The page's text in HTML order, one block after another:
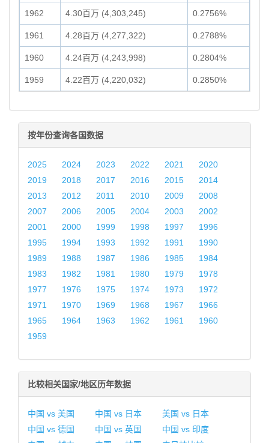
1962 4.30百万 (4,303,245) 0.2756%
1961 4.28百万 (4,277,322) 0.2788%
1960 4.24百万 (4,243,998) 0.2804%
1959 4.22百万 (4,220,032) 0.2850%
按年份查询各国数据
2025 2024 2023 2022 2021
2020
2019
2018 2017 2016 2015
2014
2013
2012 2011 2010 2009
2008
2007
2006 2005 2004 2003
2002
2001
2000 1999 1998 1997
1996
1995
1994 1993 1992 1991
1990
1989
1988 1987 1986 1985
1984
1983
1982 1981 1980 1979
1978
1977
1976 1975 1974 1973
1972
1971
1970 1969 1968 1967
1966
1965
1964 1963 1962 1961
1960
1959
比较相关国家/地区历年数据
中国 vs 美国 中国 vs 日本
美国 vs 日本
中国 vs 德国
中国 vs 英国
中国 vs 印度